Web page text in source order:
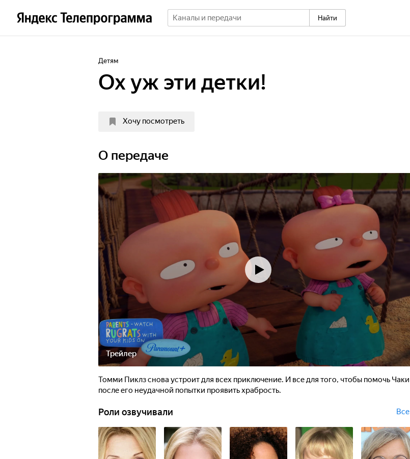
Найти
Детям
Ох уж эти детки!
Хочу посмотреть
О передаче
Трейлер
Томми Пиклз снова устроит для всех приключение. И все для того, чтобы помочь Чаки
после его неудачной попытки проявить храбрость.
Роли озвучивали Все